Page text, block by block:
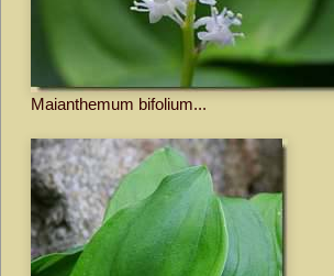
Maianthemum bifolium...